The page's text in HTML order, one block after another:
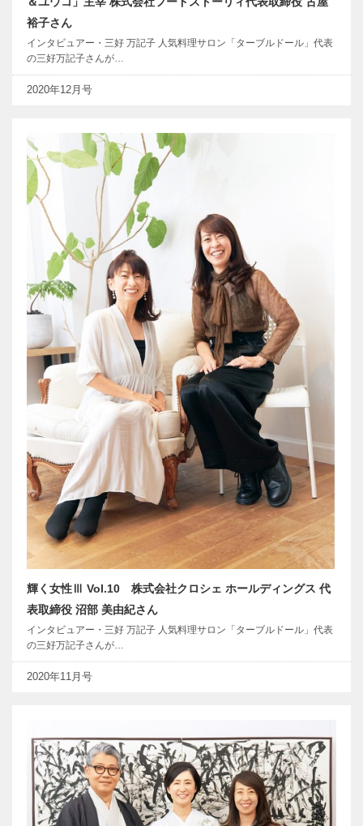
裕子さん
インタビュアー・三好 万記子 人気料理サロン「ターブルドール」代表
の三好万記子さんが…
2020年12月号
輝く女性Ⅲ Vol.10 株式会社クロシェ ホールディングス 代
表取締役 沼部 美由紀さん
インタビュアー・三好 万記子 人気料理サロン「ターブルドール」代表
の三好万記子さんが…
2020年11月号